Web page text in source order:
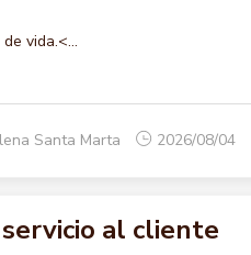
vida.<...
Santa Marta 2026/08/04
al cliente